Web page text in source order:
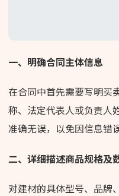
一、明确合同主体信息
在合同中首先需要写明买
称、法定代表人或负责人
准确无误，以免因信息错
二、详细描述商品规格及
对建材的具体型号、品牌